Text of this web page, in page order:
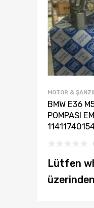
MOTOR &
BMW E36
POMPASI
Lütfen